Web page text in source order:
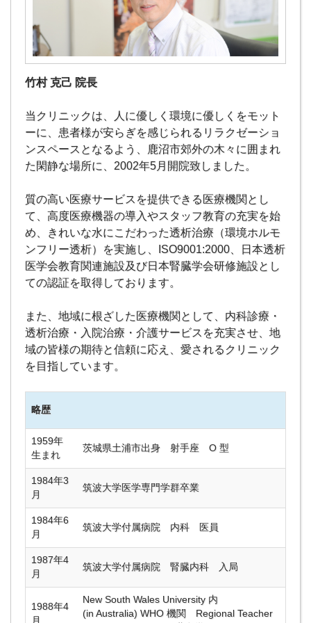
竹村 克己 院長
当クリニックは、人に優しく環境に優しくをモット
ーに、患者様が安らぎを感じられるリラクゼーショ
ンスペースとなるよう、鹿沼市郊外の木々に囲まれ
た閑静な場所に、2002年5月開院致しました。
質の高い医療サービスを提供できる医療機関とし
て、高度医療機器の導入やスタッフ教育の充実を始
め、きれいな水にこだわった透析治療（環境ホルモ
ンフリー透析）を実施し、ISO9001:2000、日本透析
医学会教育関連施設及び日本腎臓学会研修施設とし
ての認証を取得しております。
また、地域に根ざした医療機関として、内科診療・
透析治療・入院治療・介護サービスを充実させ、地
域の皆様の期待と信頼に応え、愛されるクリニック
を目指しています。
略歴
1959年
生まれ
茨城県土浦市出身 射手座 O 型
1984年3
月
筑波大学医学専門学群卒業
1984年6
月
筑波大学付属病院 内科 医員
1987年4
月
筑波大学付属病院 腎臓内科 入局
1988年4
月
New South Wales University 内
(in Australia) WHO 機関 Regional Teacher